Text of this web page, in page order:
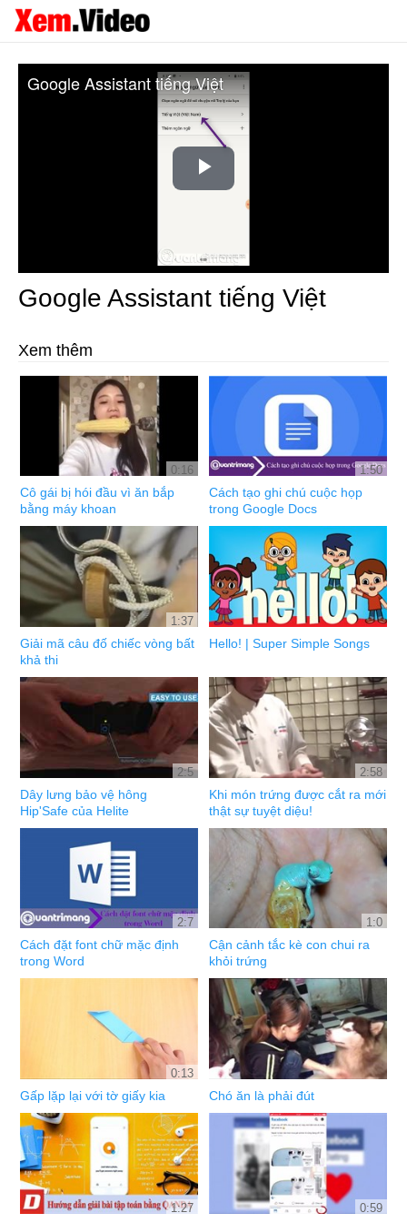
Play
Google Assistant tiếng Việt
Google Assistant tiếng Việt
Xem thêm
0:16
Cô gái bị hói đầu vì ăn bắp
bằng máy khoan
1:50
Cách tạo ghi chú cuộc họp
trong Google Docs
1:37
Giải mã câu đố chiếc vòng bất
khả thi
Hello! | Super Simple Songs
2:5
Dây lưng bảo vệ hông
Hip'Safe của Helite
2:58
Khi món trứng được cắt ra mới
thật sự tuyệt diệu!
2:7
Cách đặt font chữ mặc định
trong Word
1:0
Cận cảnh tắc kè con chui ra
khỏi trứng
0:13
Gấp lặp lại với tờ giấy kia Chó ăn là phải đút
1:27 0:59